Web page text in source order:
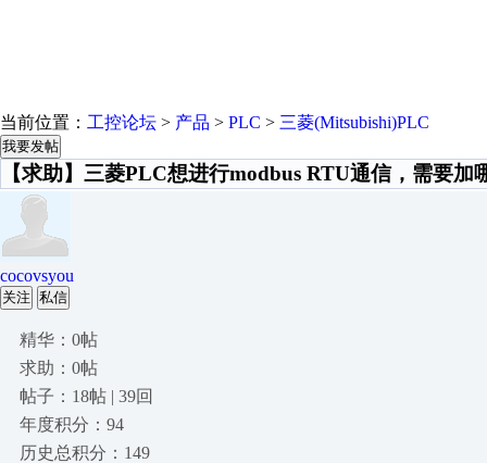
当前位置： 工控论坛 > 产品 > PLC > 三菱(Mitsubishi)PLC
我要发帖
【求助】三菱PLC想进行modbus RTU通信，需要加
cocovsyou
关注 私信
精华：0帖
求助：0帖
帖子：18帖 | 39回
年度积分：94
历史总积分：149